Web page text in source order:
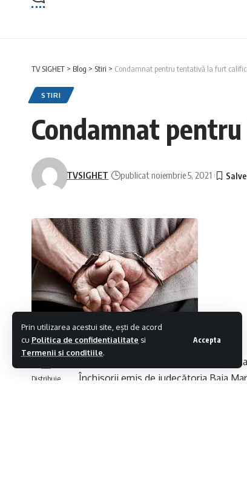
Prin utilizarea acestui site, ești de acord
cu Politica de confidentialitate si
Termenii si conditiile.
Accepta
TV SIGHET > Blog > Stiri > Condamnat pentru tentativă la furt
STIRI
Condamnat
TVSIGHET publicat noiembrie 5, 2021
Distribuie
Ieri, 4 noiembrie, polițiștii din
Închisorii emis de judecătoria Baia